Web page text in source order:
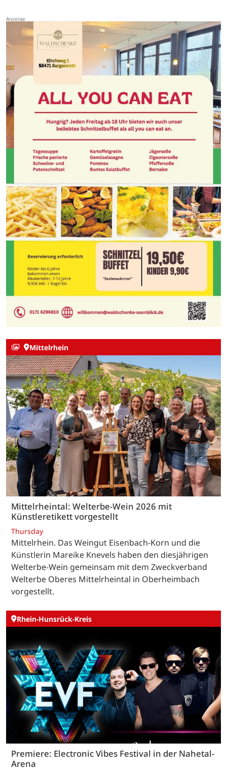
Mittelrhein
Mittelrheintal: Welterbe-Wein 2026 mit
Künstleretikett vorgestellt
Thursday
Mittelrhein. Das Weingut Eisenbach-Korn und die
Künstlerin Mareike Knevels haben den diesjährigen
Welterbe-Wein gemeinsam mit dem Zweckverband
Welterbe Oberes Mittelrheintal in Oberheimbach
vorgestellt.
Rhein-Hunsrück-Kreis
Premiere: Electronic Vibes Festival in der Nahetal-
Arena